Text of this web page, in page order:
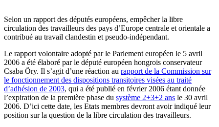
Selon un rapport des députés européens, empêcher la libre
circulation des travailleurs des pays d’Europe centrale et orientale a
contribué au travail clandestin et pseudo-indépendant.
Le rapport volontaire adopté par le Parlement européen le 5 avril
2006 a été élaboré par le député européen hongrois conservateur
Csaba Öry. Il s’agit d’une réaction au rapport de la Commission sur
le fonctionnement des dispositions transitoires visées au traité
d’adhésion de 2003, qui a été publié en février 2006 étant donnée
l’expiration de la première phase du système 2+3+2 ans le 30 avril
2006. D’ici cette date, les Etats membres devront avoir indiqué leur
position sur la question de la libre circulation des travailleurs.